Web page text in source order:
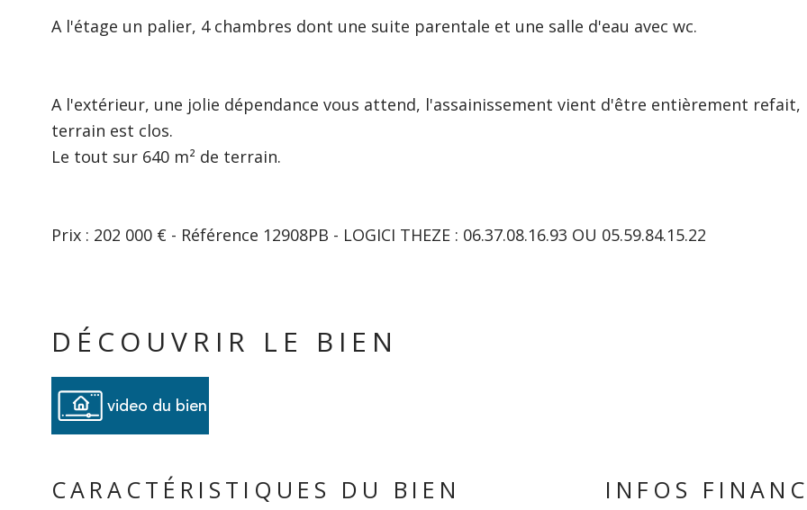
A l'étage un palier, 4 chambres dont une suite parentale et une salle d'eau avec wc.
A l'extérieur, une jolie dépendance vous attend, l'assainissement vient d'être entièrement refait,
terrain est clos.
Le tout sur 640 m² de terrain.
Prix : 202 000 € - Référence 12908PB - LOGICI THEZE : 06.37.08.16.93 OU 05.59.84.15.22
DÉCOUVRIR LE BIEN
video du bien
CARACTÉRISTIQUES DU BIEN INFOS